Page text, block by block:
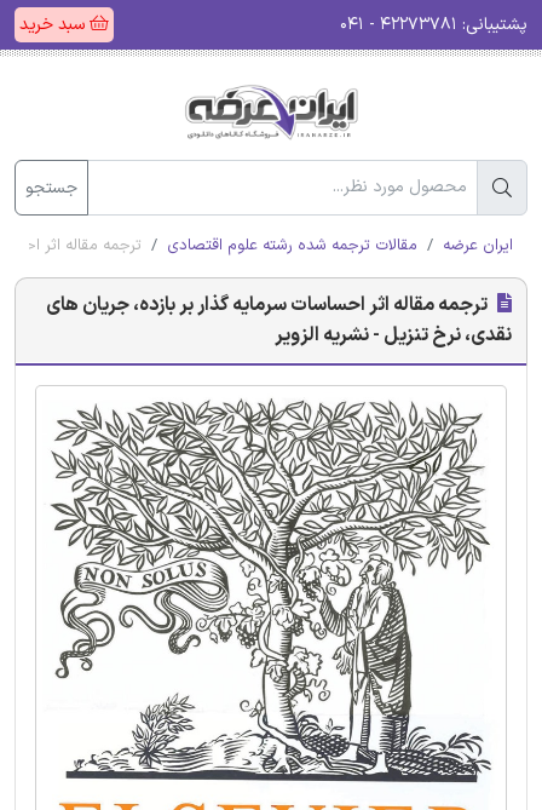
پشتیبانی: سبد خرید
جستجو
ایران عرضه مقالات ترجمه شده رشته علوم اقتصادی ترجمه مقاله اثر
ترجمه مقاله اثر احساسات سرمایه گذار بر بازده، جریان های
نقدی، نرخ تنزیل - نشریه الزویر